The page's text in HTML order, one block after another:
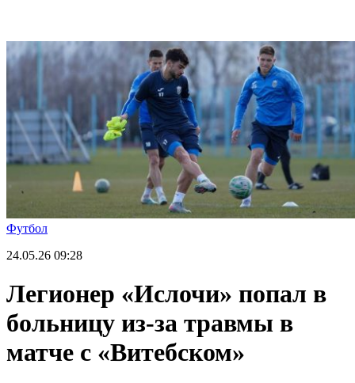
Футбол
24.05.26 09:28
Легионер «Ислочи» попал в
больницу из-за травмы в
матче с «Витебском»